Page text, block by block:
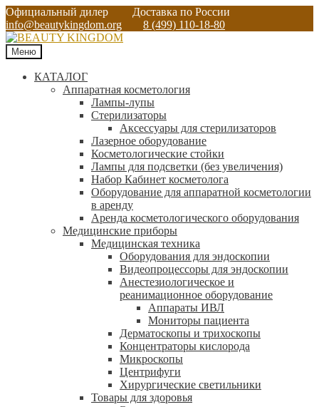
Официальный дилер
Доставка по России
info@beautykingdom.org
8 (499) 110-18-80
Меню
КАТАЛОГ
Аппаратная косметология
Лампы-лупы
Стерилизаторы
Аксессуары для стерилизаторов
Лазерное оборудование
Косметологические стойки
Лампы для подсветки (без увеличения)
Набор Кабинет косметолога
Оборудование для аппаратной косметологии
в аренду
Аренда косметологического оборудования
Медицинские приборы
Медицинская техника
Оборудования для эндоскопии
Видеопроцессоры для эндоскопии
Анестезиологическое и
реанимационное оборудование
Аппараты ИВЛ
Мониторы пациента
Дерматоскопы и трихоскопы
Концентраторы кислорода
Микроскопы
Центрифуги
Xирургические светильники
Товары для здоровья